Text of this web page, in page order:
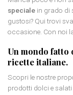
speciale in grado di
gustosi? Qui trovi
occasione. Con noi
Un mondo fatto
ricette italiane.
Scopri le nostre
prodotti dolci e